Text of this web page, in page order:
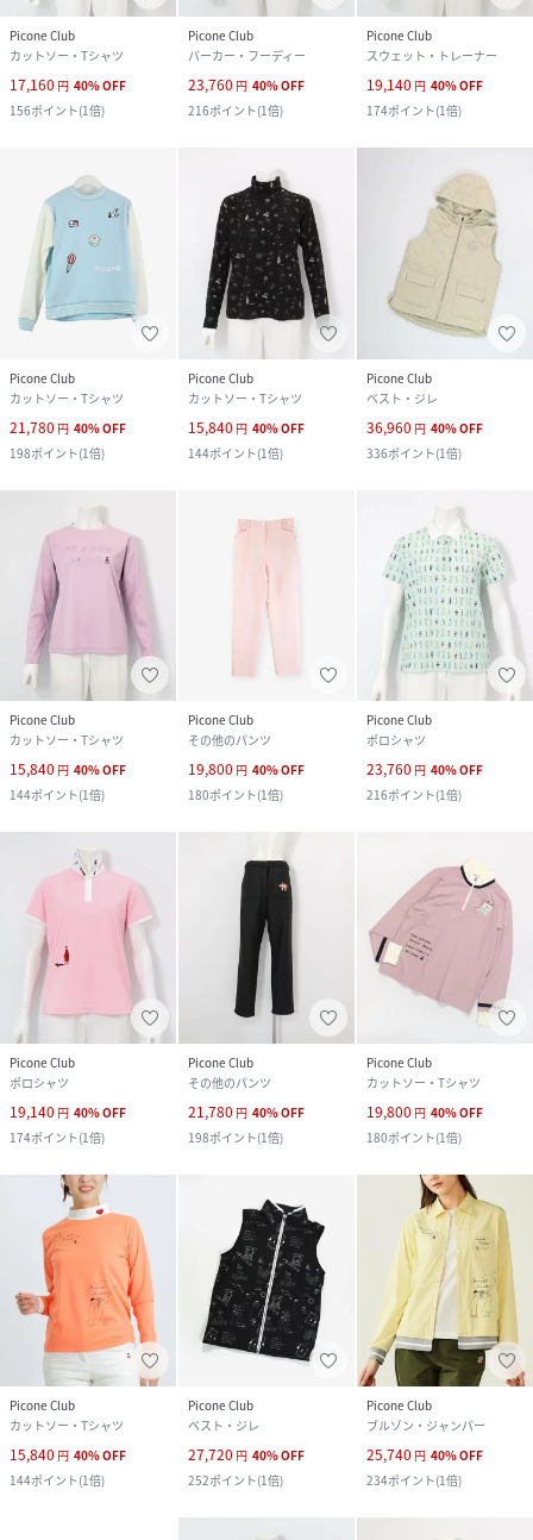
Picone Club
カットソー・Tシャツ
17,160 円 40%OFF
156ポイント(1倍)
Picone Club
パーカー・フーディー
23,760 円 40%OFF
216ポイント(1倍)
Picone Club
スウェット・トレーナー
19,140 円 40%OFF
174ポイント(1倍)
Picone Club
カットソー・Tシャツ
21,780 円 40%OFF
198ポイント(1倍)
Picone Club
カットソー・Tシャツ
15,840 円 40%OFF
144ポイント(1倍)
Picone Club
ベスト・ジレ
36,960 円 40%OFF
336ポイント(1倍)
Picone Club
カットソー・Tシャツ
15,840 円 40%OFF
144ポイント(1倍)
Picone Club
その他のパンツ
19,800 円 40%OFF
180ポイント(1倍)
Picone Club
ポロシャツ
23,760 円 40%OFF
216ポイント(1倍)
Picone Club
ポロシャツ
19,140 円 40%OFF
174ポイント(1倍)
Picone Club
その他のパンツ
21,780 円 40%OFF
198ポイント(1倍)
Picone Club
カットソー・Tシャツ
19,800 円 40%OFF
180ポイント(1倍)
Picone Club
カットソー・Tシャツ
15,840 円 40%OFF
144ポイント(1倍)
Picone Club
ベスト・ジレ
27,720 円 40%OFF
252ポイント(1倍)
Picone Club
ブルゾン・ジャンパー
25,740 円 40%OFF
234ポイント(1倍)